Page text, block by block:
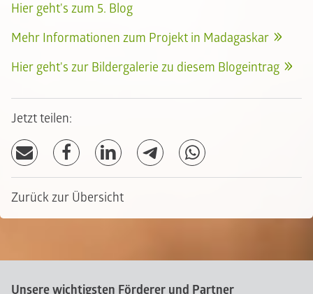
Hier geht's zum 5. Blog
Mehr Informationen zum Projekt in Madagaskar
Hier geht's zur Bildergalerie zu diesem Blogeintrag
Jetzt teilen:
Zurück zur Übersicht
Unsere wichtigsten Förderer und Partner